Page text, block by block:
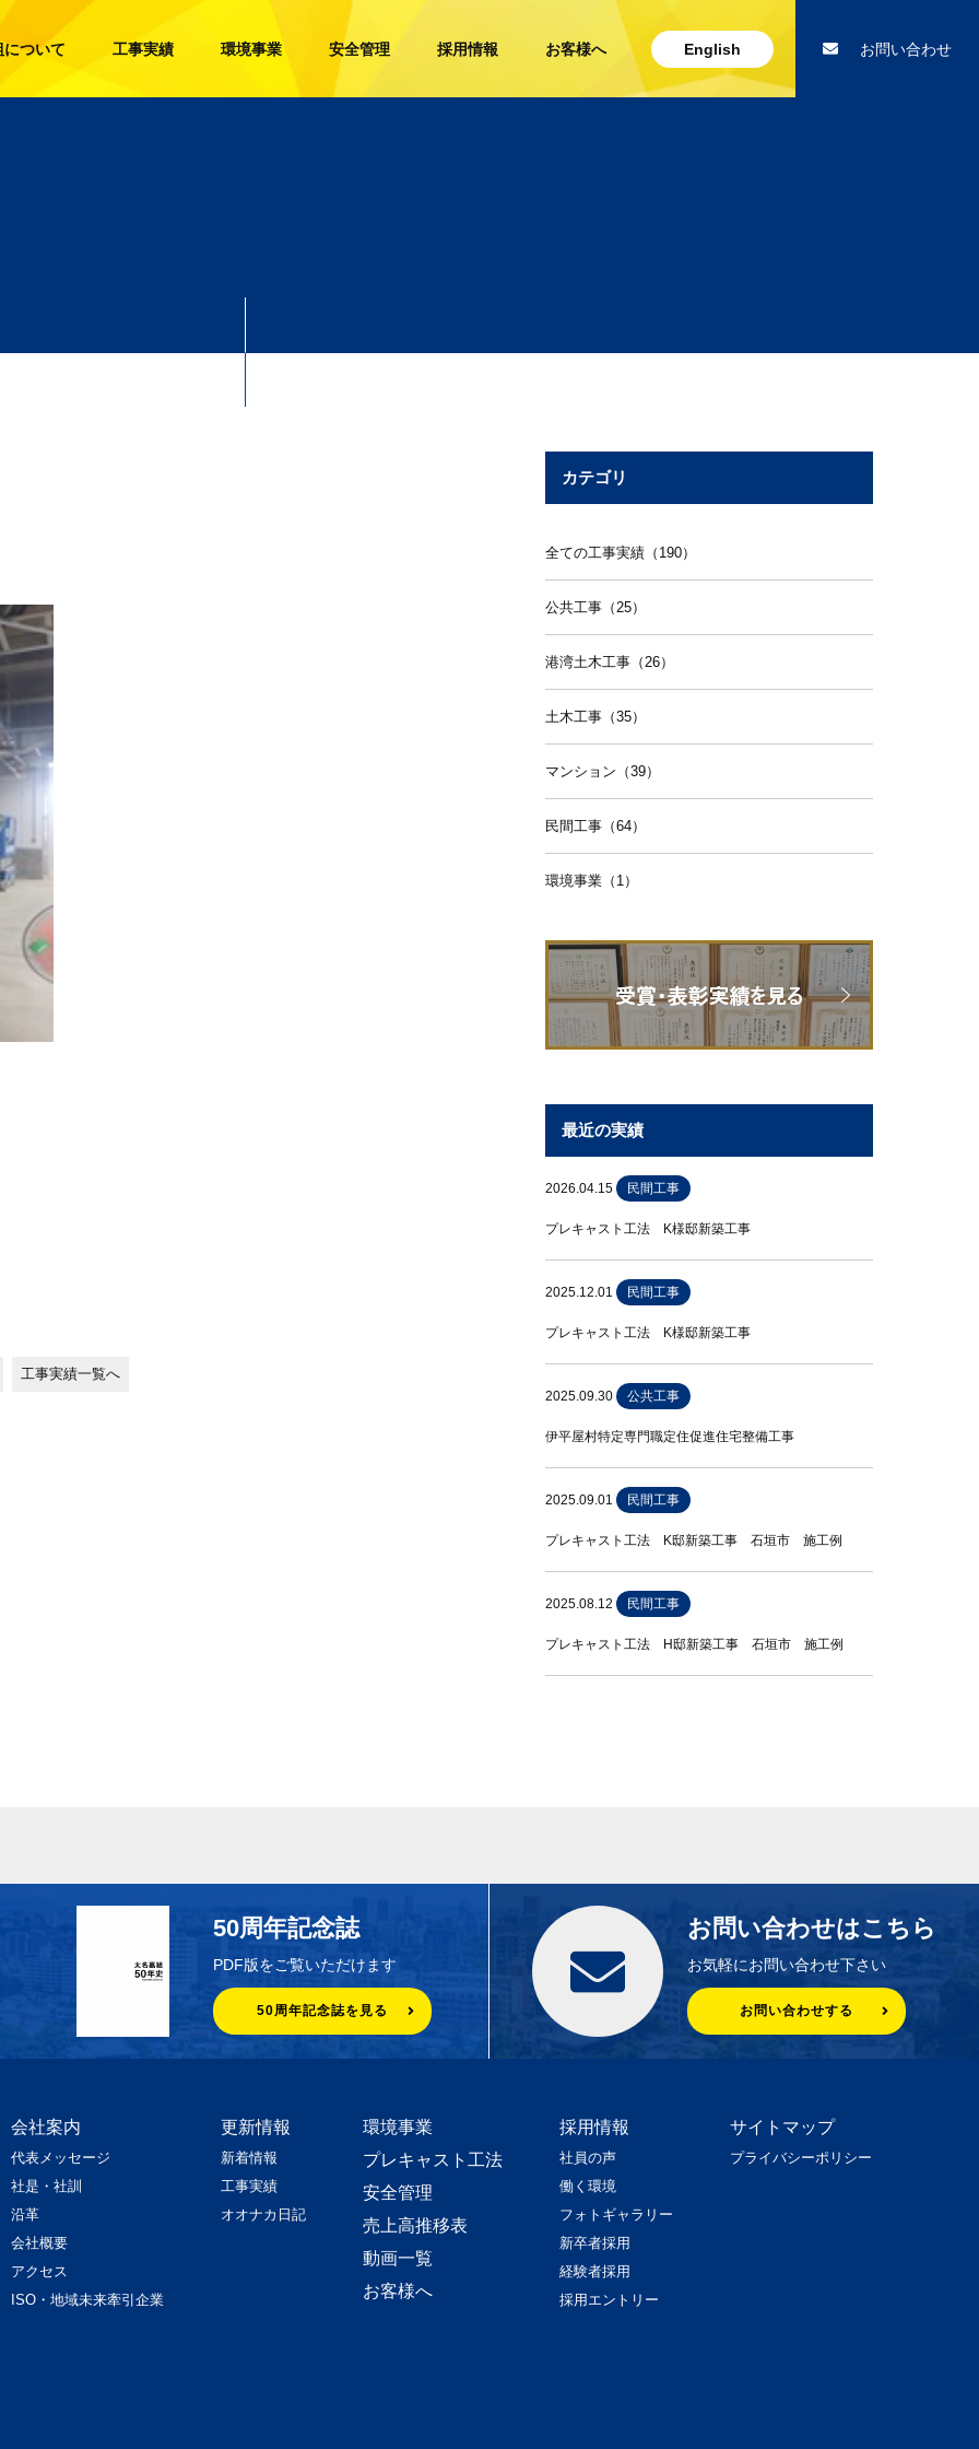
ついて 工事実績 環境事業 安全管理 採用情報 お客様へ English お問い合わせ
工事実績一覧へ
カテゴリ
全ての工事実績（190）
公共工事（25）
港湾土木工事（26）
土木工事（35）
マンション（39）
民間工事（64）
環境事業（1）
最近の実績
2026.04.15 民間工事
プレキャスト工法 K様邸新築工事
2025.12.01 民間工事
プレキャスト工法 K様邸新築工事
2025.09.30 公共工事
伊平屋村特定専門職定住促進住宅整備工事
2025.09.01 民間工事
プレキャスト工法 K邸新築工事 石垣市 施工例
2025.08.12 民間工事
プレキャスト工法 H邸新築工事 石垣市 施工例
50周年記念誌
PDF版をご覧いただけます
50周年記念誌を見る
お問い合わせはこちら
お気軽にお問い合わせ下さい
お問い合わせする
会社案内
代表メッセージ
社是・社訓
沿革
会社概要
アクセス
ISO・地域未来牽引企業
更新情報
新着情報
工事実績
オオナカ日記
環境事業
プレキャスト工法
安全管理
売上高推移表
動画一覧
お客様へ
採用情報
社員の声
働く環境
フォトギャラリー
新卒者採用
経験者採用
採用エントリー
サイトマップ
プライバシーポリシー